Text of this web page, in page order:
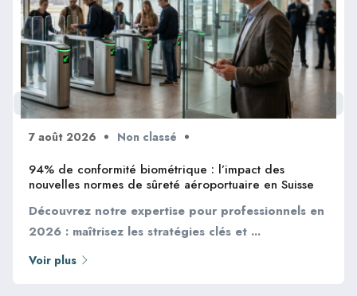
7 août 2026 Non classé
94% de conformité biométrique : l’impact des
nouvelles normes de sûreté aéroportuaire en Suisse
Découvrez notre expertise pour professionnels en
2026 : maîtrisez les stratégies clés et ...
Voir plus